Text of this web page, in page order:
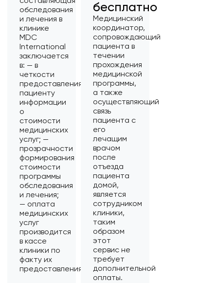
обследования
и лечения в
клинике
MDC
International
заключается
в: — в
четкости
предоставления
пациенту
информации
о
стоимости
медицинских
услуг; —
прозрачности
формирования
стоимости
программы
обследования
и лечения;
— оплата
медицинских
услуг
производится
в кассе
клиники по
факту их
предоставления;
бесплатно
Медицинский
координатор,
сопровождающий
пациента в
течении
прохождения
медицинской
программы,
а также
осуществляющий
связь
пациента с
его
лечащим
врачом
после
отъезда
пациента
домой,
является
сотрудником
клиники,
таким
образом
этот
сервис не
требует
дополнительной
оплаты.